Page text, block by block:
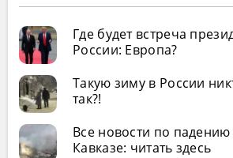
Где будет встреча
России: Европа?
Такую зиму в России
так?!
Все новости по падению
Кавказе: читать здесь